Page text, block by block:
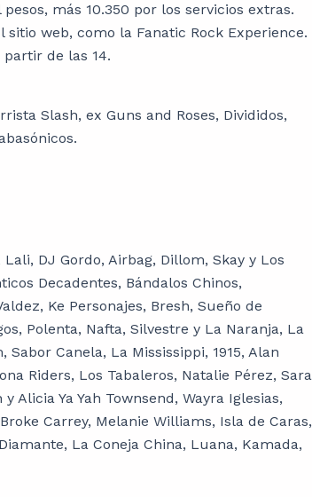
más 10.350 por los servicios extras.
web, como la Fanatic Rock Experience.
de las 14.
Slash, ex Guns and Roses, Divididos,
DJ Gordo, Airbag, Dillom, Skay y Los
Decadentes, Bándalos Chinos,
Ke Personajes, Bresh, Sueño de
Polenta, Nafta, Silvestre y La Naranja, La
Canela, La Mississippi, 1915, Alan
Riders, Los Tabaleros, Natalie Pérez, Sara
Alicia Ya Yah Townsend, Wayra Iglesias,
Carrey, Melanie Williams, Isla de Caras,
La Coneja China, Luana, Kamada,